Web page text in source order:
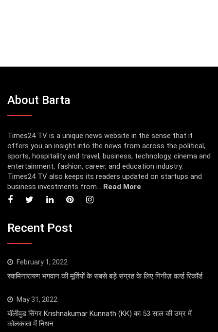
About Barta
Times24 TV is a unique news website in the sense that it
offers you an insight into the news from across the political,
sports, hospitality and travel, business, technology, cinema and
entertainment, fashion, career, and education industry.
Times24 TV also keeps its readers updated on startups and
business investments from... Read More
Recent Post
February 1, 2022
स्वामिनारायण भगवान की मूर्तियों के सबसे बड़े संग्रह के लिए गिनीज़ वर्ल्ड रिकॉर्ड
May 31, 2022
बॉलीवुड सिंगर Krishnakumar Kunnath (KK) का 53 साल की उम्र में
कोलकाता में निधन